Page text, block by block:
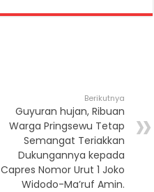
Berikutnya
Guyuran hujan, Ribuan
Warga Pringsewu Tetap
Semangat Teriakkan
Dukungannya kepada
Capres Nomor Urut 1 Joko
Widodo-Ma’ruf Amin.